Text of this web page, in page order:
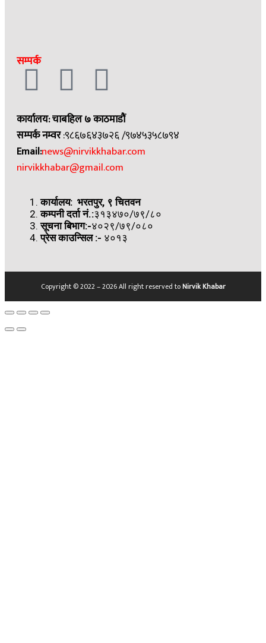
सम्पर्क
कार्यालय: चाबहिल ७ काठमाडौं
सम्पर्क नम्वर:९८६७६४३७२६ /९७४५३५८७९४
Email:news@nirvikkhabar.com
nirvikkhabar@gmail.com
कार्यालय: भरतपुर, ९ चितवन
कम्पनी दर्ता नं.:३१३४७०/७९/८०
सूचना बिभाग:-४०२९/७९/०८०
प्रेस काउन्सिल:- ४०१३
Copyright © 2022 – 2026 All right reserved toNirvik Khabar